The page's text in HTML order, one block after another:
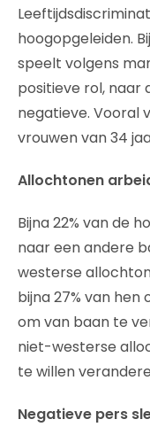
hoogopgeleiden.
speelt volgens
positieve rol, naar
negatieve. Vooral
vrouwen van 34
Allochtonen
Bijna 22% van de
naar een andere
westerse
bijna 27% van
om van baan te
niet-westerse
te willen
Negatieve pers